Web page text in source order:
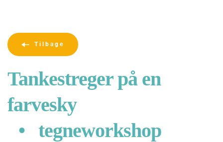
Tilbage
Tankestreger på en
farvesky
tegneworkshop